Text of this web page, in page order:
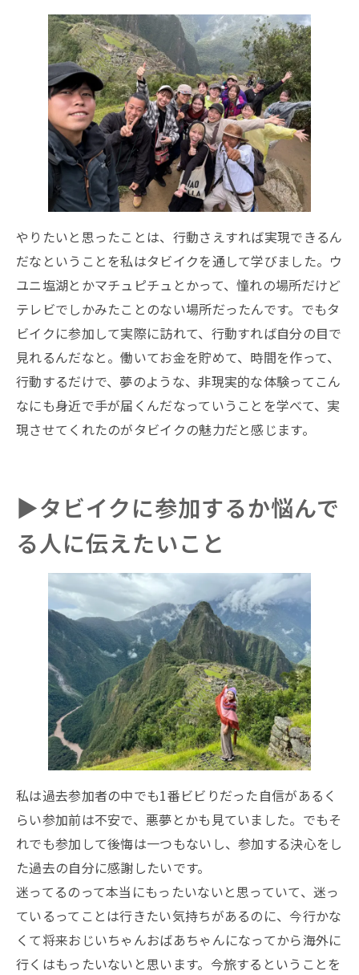
やりたいと思ったことは、行動さえすれば実現できるん
だなということを私はタビイクを通して学びました。ウ
ユニ塩湖とかマチュピチュとかって、憧れの場所だけど
テレビでしかみたことのない場所だったんです。でもタ
ビイクに参加して実際に訪れて、行動すれば自分の目で
見れるんだなと。働いてお金を貯めて、時間を作って、
行動するだけで、夢のような、非現実的な体験ってこん
なにも身近で手が届くんだなっていうことを学べて、実
現させてくれたのがタビイクの魅力だと感じます。
▶︎タビイクに参加するか悩んで
る人に伝えたいこと
私は過去参加者の中でも1番ビビりだった自信があるく
らい参加前は不安で、悪夢とかも見ていました。でもそ
れでも参加して後悔は一つもないし、参加する決心をし
た過去の自分に感謝したいです。
迷ってるのって本当にもったいないと思っていて、迷っ
ているってことは行きたい気持ちがあるのに、今行かな
くて将来おじいちゃんおばあちゃんになってから海外に
行くはもったいないと思います。今旅するということを